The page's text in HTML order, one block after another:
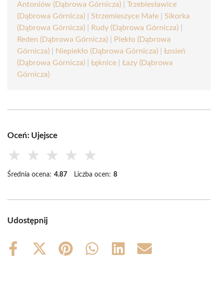
Antoniów (Dąbrowa Górnicza)
Trzebiesławice
(Dąbrowa Górnicza)
Strzemieszyce Małe
Sikorka
(Dąbrowa Górnicza)
Rudy (Dąbrowa Górnicza)
Reden (Dąbrowa Górnicza)
Piekło (Dąbrowa
Górnicza)
Niepiekło (Dąbrowa Górnicza)
Łosień
(Dąbrowa Górnicza)
Łęknice
Łazy (Dąbrowa
Górnicza)
Oceń: Ujejsce
★ ★ ★ ★ ★
Średnia ocena: 4.87 Liczba ocen: 8
Udostępnij
Share
Share
Share
Share
Share
Share